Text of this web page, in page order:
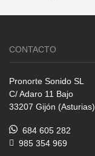
CONTACTO
Pronorte Sonido SL
C/ Adaro 11 Bajo
33207 Gijón (Asturias)
684 605 282
985 354 969